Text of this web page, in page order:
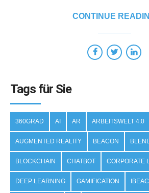
CONTINUE
Tags für Sie
360GRAD AI AR ARBEITSWELT 4.0
AUGMENTED REALITY BEACON
BLOCKCHAIN CHATBOT CORPORATE
DEEP LEARNING GAMIFICATION